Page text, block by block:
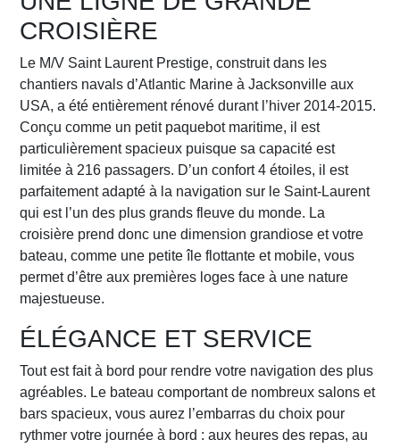
CROISIÈRE
Le M/V Saint Laurent Prestige, construit dans les
chantiers navals d’Atlantic Marine à Jacksonville aux
USA, a été entièrement rénové durant l’hiver 2014-2015.
Conçu comme un petit paquebot maritime, il est
particulièrement spacieux puisque sa capacité est
limitée à 216 passagers. D’un confort 4 étoiles, il est
parfaitement adapté à la navigation sur le Saint-Laurent
qui est l’un des plus grands fleuve du monde. La
croisière prend donc une dimension grandiose et votre
bateau, comme une petite île flottante et mobile, vous
permet d’être aux premières loges face à une nature
majestueuse.
ÉLÉGANCE ET SERVICE
Tout est fait à bord pour rendre votre navigation des plus
agréables. Le bateau comportant de nombreux salons et
bars spacieux, vous aurez l’embarras du choix pour
rythmer votre journée à bord : aux heures des repas, au